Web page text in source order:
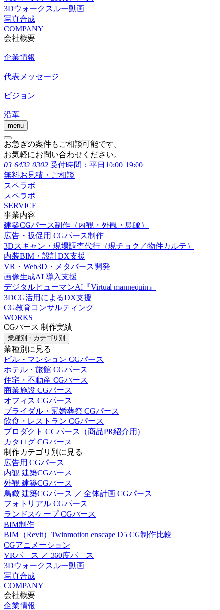
3Dウォークスルー動画
写真合成
COMPANY
会社概要
企業情報
代表メッセージ
ビジョン
沿革
menu
お急ぎの案件もご相談可能です。
お気軽にお問い合わせください。
03-6432-0302 受付時間：平日10:00-19:00
無料お見積・ご相談
スペラボ
スペラボ
SERVICE
事業内容
建築CGパース制作（内観・外観・鳥瞰）
広告・販促用 CGパース制作
3Dスキャン・現場調査代行（現チョク／物件カルテ）
内装BIM・設計DX支援
VR・Web3D・メタバース開発
画像生成AI 導入支援
デジタルヒューマンAI『Virtual mannequin』
3DCG活用によるDX支援
CG教育コンサルティング
WORKS
CGパース 制作実績
業種別・カテゴリ別
業種別に見る
ビル・マンション CGパース
ホテル・旅館 CGパース
住宅・不動産 CGパース
商業施設 CGパース
オフィス CGパース
ブライダル・冠婚葬祭 CGパース
飲食・レストラン CGパース
プロダクト CGパース（商品PR紹介用）
カタログ CGパース
制作カテゴリ別に見る
広告用 CGパース
内観 建築CGパース
外観 建築CGパース
鳥瞰 建築CGパース ／ 全体計画 CGパース
フォトリアル CGパース
ランドスケープ CGパース
BIM制作
BIM（Revit）Twinmotion enscape D5 CG制作比較
CGアニメーション
VRパース ／ 360度パース
3Dウォークスルー動画
写真合成
COMPANY
会社概要
企業情報